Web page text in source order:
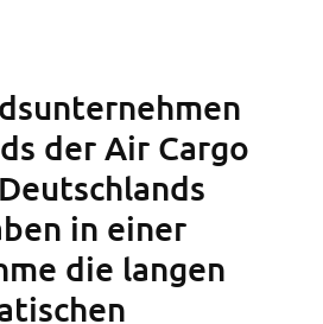
der Air Cargo
in einer
die langen